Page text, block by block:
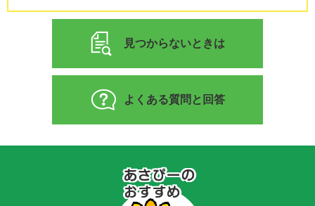
見つからないときは
よくある質問と回答